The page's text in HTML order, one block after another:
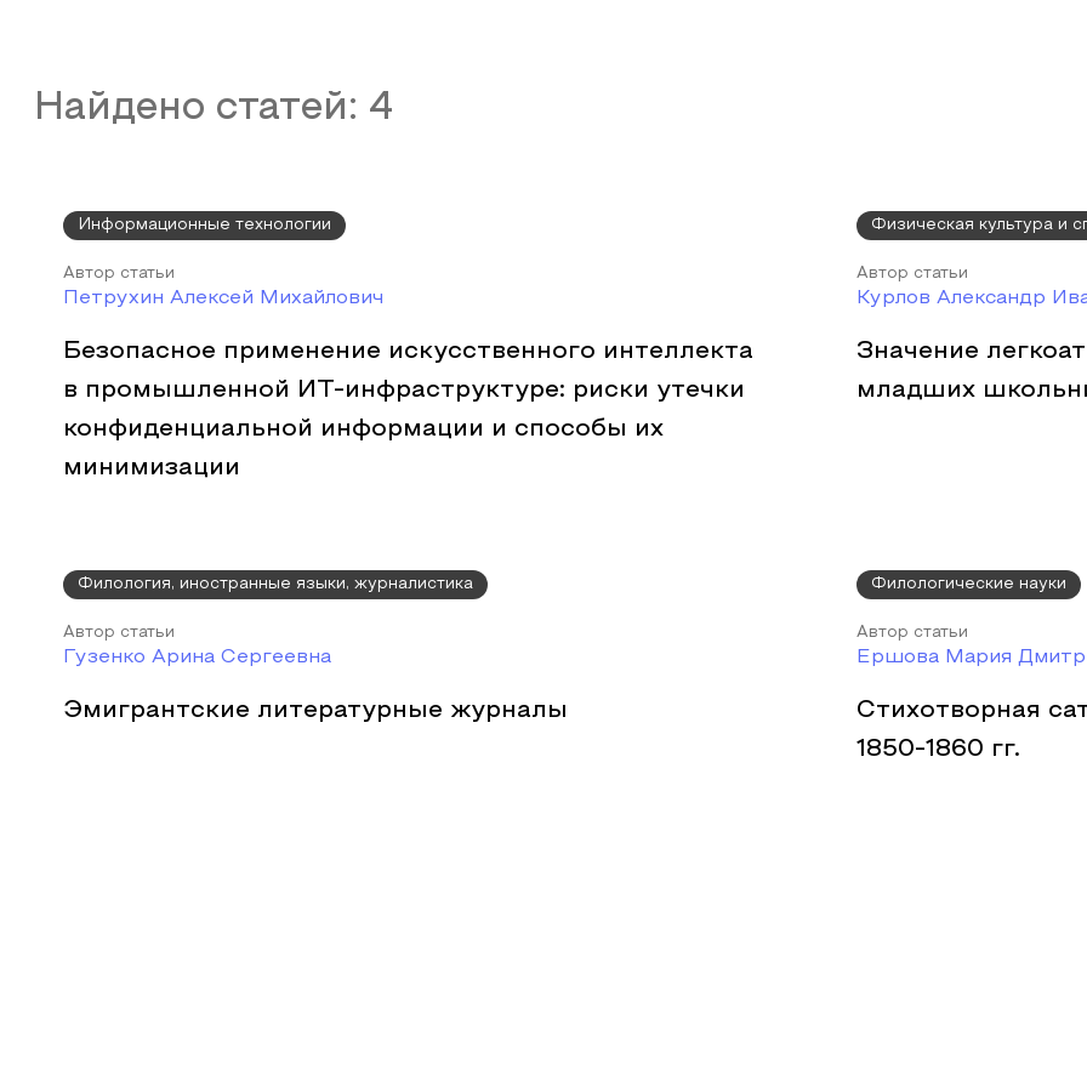
Найдено статей: 4
Информационные технологии
Автор статьи
Петрухин Алексей Михайлович
Безопасное применение искусственного интеллекта
в промышленной ИТ-инфраструктуре: риски утечки
конфиденциальной информации и способы их
минимизации
Физическая культура и
Автор статьи
Курлов Александр
Значение
младших
Филология, иностранные языки, журналистика
Автор статьи
Гузенко Арина Сергеевна
Эмигрантские литературные журналы
Филологические науки
Автор статьи
Ершова Мария
Стихотворная
1850-1860 гг.